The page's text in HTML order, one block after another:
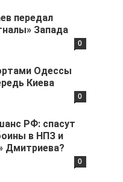
передал
Запада
0
Одессы
Киева
0
РФ: спасут
в НПЗ и
Дмитриева?
0